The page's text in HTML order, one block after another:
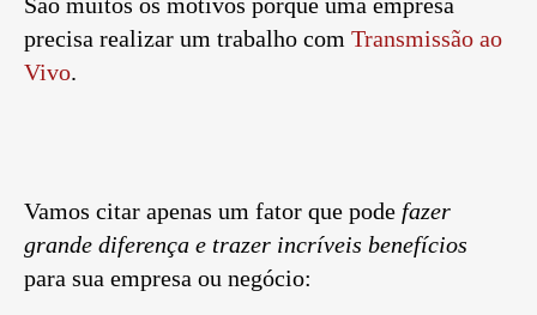
São muitos os motivos porque uma empresa
precisa realizar um trabalho com Transmissão ao
Vivo.
Vamos citar apenas um fator que pode fazer
grande diferença e trazer incríveis benefícios
para sua empresa ou negócio: